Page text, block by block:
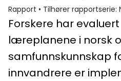
Rapport • Tilhører rapportserie:
Forskere har
læreplanene i norsk
samfunnskunnskap
innvandrere er